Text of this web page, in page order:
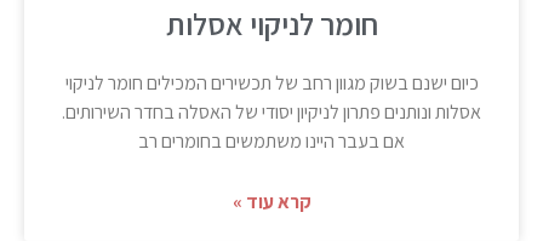
חומר לניקוי אסלות
כיום ישנם בשוק מגוון רחב של תכשירים המכילים חומר לניקוי
אסלות ונותנים פתרון לניקיון יסודי של האסלה בחדר השירותים.
אם בעבר היינו משתמשים בחומרים רב
קרא עוד »